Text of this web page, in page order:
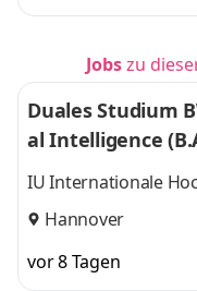
Jobszu
Duales Studium
al Intelligence
IU Internationale
Hannover
vor 8 Tagen